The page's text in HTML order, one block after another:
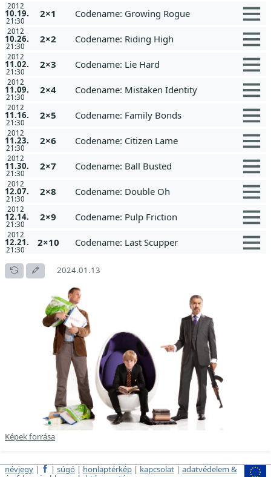
2012
10.19.
21:30
2×1 Codename: Growing Rogue
2012
10.26.
21:30
2×2 Codename: Riding High
2012
11.02.
21:30
2×3 Codename: Lie Hard
2012
11.09.
21:30
2×4 Codename: Mistaken Identity
2012
11.16.
21:30
2×5 Codename: Family Bonds
2012
11.23.
21:30
2×6 Codename: Citizen Lame
2012
11.30.
21:30
2×7 Codename: Ball Busted
2012
12.07.
21:30
2×8 Codename: Double Oh
2012
12.14.
21:30
2×9 Codename: Pulp Friction
2012
12.21.
21:30
2×10 Codename: Last Scupper
2024.01.13
Képek forrása
névjegy | | súgó | honlaptérkép | kapcsolat | adatvédelem &